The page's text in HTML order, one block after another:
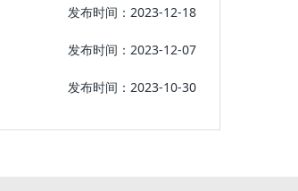
发布时间：2023-12-18
发布时间：2023-12-07
发布时间：2023-10-30